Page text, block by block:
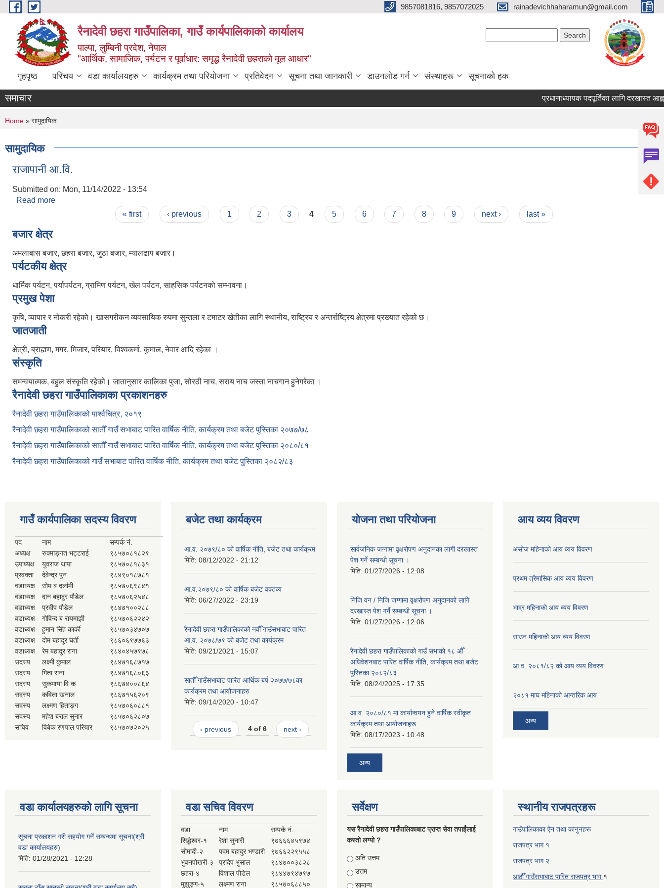
Skip to main content 9857081816, 9857072025 rainadevichhaharamun@gmail.com
रैनादेवी छहरा गाउँपालिका, गाउँ कार्यपालिकाको कार्यालय
पाल्पा, लुम्बिनी प्रदेश, नेपाल
"आर्थिक, सामाजिक, पर्यटन र पूर्वाधार: समृद्ध रैनादेवी छहराको मूल आधार"
गृहपृष्ठ परिचय वडा कार्यालयहरु कार्यक्रम तथा परियोजना प्रतिवेदन सूचना तथा जानकारी डाउनलोड गर्न संस्थाहरू सूचनाको हक
समाचार प्रधानाध्यापक पदपूर्तिका लागि दरखास्त आह्वान
You are here
Home » सामुदायिक
सामुदायिक
राजापानी आ.वि.
Submitted on: Mon, 11/14/2022 - 13:54
Read more
« first ‹ previous 1 2 3 4 5 6 7 8 9 next › last »
बजार क्षेत्र
अमलाबास बजार, छहरा बजार, जुठा बजार, म्यालढाप बजार।
पर्यटकीय क्षेत्र
धार्मिक पर्यटन, पर्यापर्यटन, ग्रामिण पर्यटन, खेल पर्यटन, साहसिक पर्यटनको सम्भावना।
प्रमुख पेशा
कृषि, व्यापार र नोकरी रहेको। खासगरीकन व्यवसायिक रुपमा सुन्तला र टमाटर खेतीका लागि स्थानीय, राष्ट्रिय र अन्तर्राष्ट्रिय क्षेत्रमा प्रख्यात रहेको छ।
जातजाती
क्षेत्री, ब्राह्मण, मगर, मिजार, परियार, विश्वकर्मा, कुमाल, नेवार आदि रहेका ।
संस्कृति
समन्वयात्मक, बहुल संस्कृति रहेको। जातानुसार कालिका पुजा, सोरठी नाच, सराय नाच जस्ता नाचगान हुनेगरेका ।
रैनादेवी छहरा गाउँपालिकाका प्रकाशनहरु
रैनादेवी छहरा गाउँपालिकाको पार्श्वचित्र, २०१९
रैनादेवी छहरा गाउँपालिकाको सातौँ गाउँ सभाबाट पारित वार्षिक नीति, कार्यक्रम तथा बजेट पुस्तिका २०७७/७८
रैनादेवी छहरा गाउँपालिकाको सातौँ गाउँ सभाबाट पारित वार्षिक नीति, कार्यक्रम तथा बजेट पुस्तिका २०८०/८१
रैनादेवी छहरा गाउँपालिकाको गाउँ सभाबाट पारित वार्षिक नीति, कार्यक्रम तथा बजेट पुस्तिका २०८२/८३
गाउँ कार्यपालिका सदस्य विवरण
पद नाम
सम्पर्क नं.
अध्यक्ष
रुक्माङ्गत भट्टराई
९८५७०८१८२९
उपाध्यक्ष
युवराज थापा
९८५७०८१८३१
प्रवक्ता
देवेन्द्र पुन
९८४९०१८७८१
वडाध्यक्ष
सोम ब दर्लामी
९८५७०६९८४१
वडाध्यक्ष
दान बहादुर पौडेल
९८५७०६२५४८
वडाध्यक्ष
प्रदीप पौडेल
९८४७१००२८८
वडाध्यक्ष
गोविन्द ब रायमाझी
९८५७०६२२४२
वडाध्यक्ष
हुमान सिंह कार्की
९८५७०३४७०७
वडाध्यक्ष
दोम बहादुर घर्ती
९८६०६९७७६३
वडाध्यक्ष
रेम बहादुर राना
९८४०४५७९७८
सदस्य
लक्ष्मी कुमाल
९८४७१६८७१७
सदस्य
गिता राना
९८४७१६८०६३
सदस्य
सुकमाया वि.क.
९८६७४००८६४
सदस्य
कविता खनाल
९८६७१५६२०९
सदस्य
लक्ष्मण हिताङ्ग
९८५७०६०८८१
सदस्य
महेश बराल सुनार
९८५७०६२८०७
सचिव
विबेक रणपाल परियार ९८५७०७२०२५
बजेट तथा कार्यक्रम
आ.व. २०७९/८० को वार्षिक नीति, बजेट तथा कार्यक्रम
मिति: 08/12/2022 - 21:12
आ.व.२०७९/८० को वार्षिक बजेट वक्तव्य
मिति: 06/27/2022 - 23:19
रैनादेवी छहरा गाउँपालिकाको नवौँ गाउँसभाबाट पारित
आ.व. २०७८/७९ को बजेट तथा कार्यक्रम
मिति: 09/21/2021 - 15:07
सातौँ गाउँसभाबाट पारित आर्थिक बर्ष २०७७/७८का
कार्यक्रम तथा आयोजनाहरु
मिति: 09/14/2020 - 10:47
‹ previous 4 of 6 next ›
योजना तथा परियोजना
सार्वजनिक जग्गामा वृक्षरोपण अनुदानका लागी दरखास्त
पेश गर्ने सम्बन्धी सूचना ।
मिति: 01/27/2026 - 12:08
निजि वन / निजि जग्गामा वृक्षरोपण अनुदानको लागि
दरखास्त पेश गर्ने सम्बन्धी सूचना ।
मिति: 01/27/2026 - 12:06
रैनादेवी छहरा गाउँपालिकाको गाउँ सभाको १८ औँ
अधिवेशनबाट पारित वार्षिक नीति, कार्यक्रम तथा बजेट
पुस्तिका २०८२/८३
मिति: 08/24/2025 - 17:35
आ.व. २०८०/८१ मा कार्यान्वयन हुने वार्षिक स्वीकृत
कार्यक्रम तथा आयोजनाहरू
मिति: 08/17/2023 - 10:48
अन्य
आय व्यय विवरण
असोज महिनाको आय व्यय विवरण
प्रथम त्रैमासिक आय व्यय विवरण
भाद्र महिनाको आय व्यय विवरण
साउन महिनाको आय व्यय विवरण
आ.व. २०८१/८२ को आय व्यय विवरण
२०८१ माघ महिनाको आन्तरिक आय
अन्य
वडा कार्यालयहरुको लागि सूचना
सूचना प्रकाशन गरी सहयोग गर्ने सम्बन्धमा सूचना(श्री
वडा कार्यालयहरु)
मिति: 01/28/2021 - 12:28
वडा सचिव विवरण
वडा नाम
सम्पर्क नं.
सिद्धेश्वर-१
रेशा सुनारी
९७६६६४५९७४
सोमादी-२
पदम बहादुर भण्डारी
९७६६२२९५५८
भुवनपोखरी-३
प्रदिप भुसाल
९८४७००३८२८
छहरा-४
विशाल पौडेल
९८४४७९४७९७
मुझुङ्ग-५
लक्ष्मण राना
९८५७०६८८५०
सर्वेक्षण
यस रैनादेवी छहरा गाउँपालिकाबाट प्राप्त सेवा तपाईंलाई
कस्तो लग्यो ?
Choices
अति उत्तम
उत्तम
सामान्य
स्थानीय राजपत्रहरू
गाउँपालिकाका ऐन तथा कानुनहरू
राजपत्र भाग १
राजपत्र भाग २
आठौँ गाउँसभाबाट पारित राजपत्र भाग १